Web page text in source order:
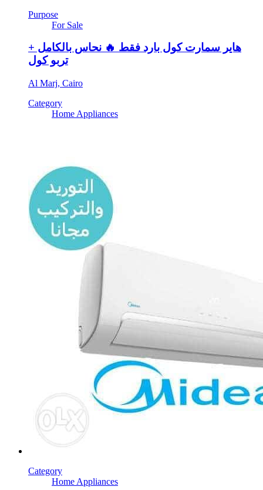
Purpose
For Sale
هاير سمارت كول بارد فقط 🔥 نحاس بالكامل +
تربو كول
Al Marj, Cairo
Category
Home Appliances
Category
Home Appliances